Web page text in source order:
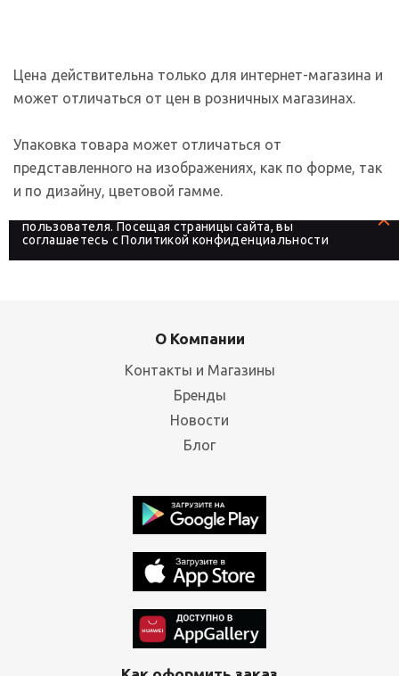
Цена действительна только для интернет-магазина и
может отличаться от цен в розничных магазинах.
Упаковка товара может отличаться от
представленного на изображениях, как по форме, так
и по дизайну, цветовой гамме.
На сайте используются файлы cookies, которые его
пользователя. Посещая страницы сайта, вы
соглашаетесь сПолитикой конфиденциальности
О Компании
Контакты и Магазины
Бренды
Новости
Блог